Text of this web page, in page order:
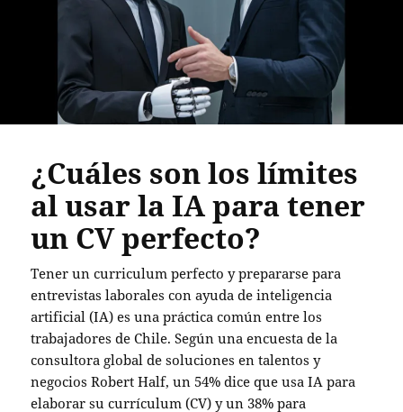
¿Cuáles son los límites
al usar la IA para tener
un CV perfecto?
Tener un curriculum perfecto y prepararse para
entrevistas laborales con ayuda de inteligencia
artificial (IA) es una práctica común entre los
trabajadores de Chile. Según una encuesta de la
consultora global de soluciones en talentos y
negocios Robert Half, un 54% dice que usa IA para
elaborar su currículum (CV) y un 38% para